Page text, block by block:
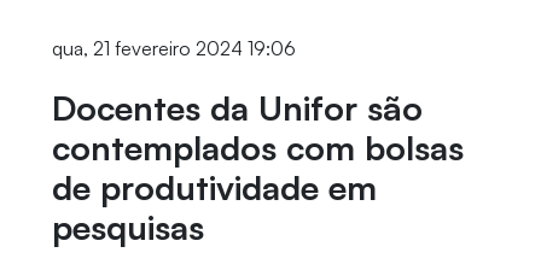
qua, 21 fevereiro 2024 19:06
Docentes da Unifor são
contemplados com bolsas
de produtividade em
pesquisas